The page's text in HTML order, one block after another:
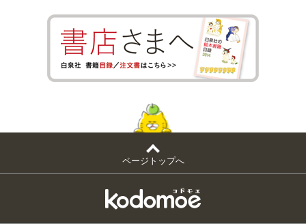
ページトップへ